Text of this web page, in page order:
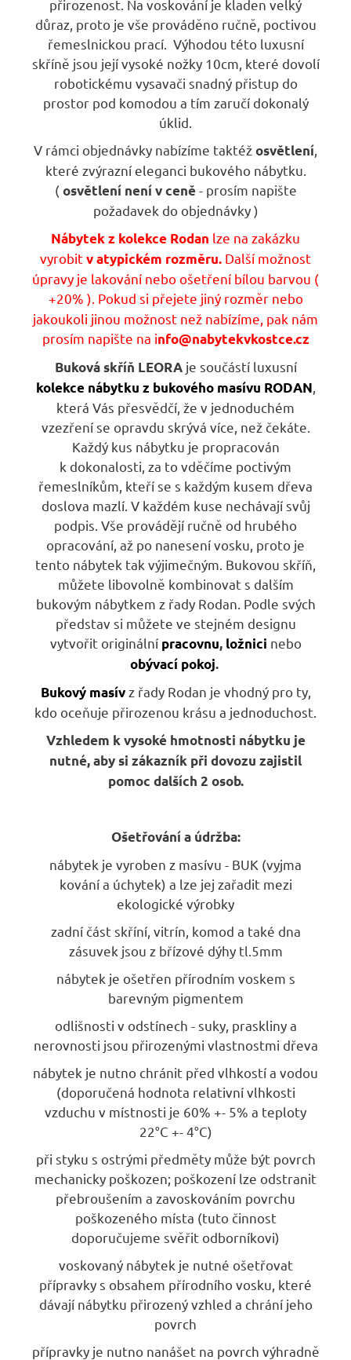
přirozenost. Na voskování je kladen velký
důraz, proto je vše prováděno ručně, poctivou
řemeslnickou prací. Výhodou této luxusní
skříně jsou její vysoké nožky 10cm, které dovolí
robotickému vysavači snadný přistup do
prostor pod komodou a tím zaručí dokonalý
úklid.
V rámci objednávky nabízíme taktéžosvětlení
které zvýrazní eleganci bukového nábytku.
( osvětlení není v ceně - prosím napište
požadavek do objednávky )
Nábytek z kolekce Rodan lze na zakázku
vyrobitv atypickém rozměru. Další možnost
úpravy je lakování nebo ošetření bílou barvou (
+20% ). Pokud si přejete jiný rozměr nebo
jakoukoli jinou možnost než nabízíme, pak nám
prosím napište na info@nabytekvkostce.cz
Buková skříň LEORA je součástí luxusní
kolekce nábytku z bukového masívu RODAN
která Vás přesvědčí, že v jednoduchém
vzezření se opravdu skrývá více, než čekáte.
Každý kus nábytku je propracován
k dokonalosti, za to vděčíme poctivým
řemeslníkům, kteří se s každým kusem dřeva
doslova mazlí. V každém kuse nechávají svůj
podpis. Vše provádějí ručně od hrubého
opracování, až po nanesení vosku, proto je
tento nábytek tak výjimečným. Bukovou skříň,
můžete libovolně kombinovat s dalším
bukovým nábytkem z řady Rodan. Podle svých
představ si můžete ve stejném designu
vytvořit originální pracovnu, ložnici nebo
obývací pokoj.
Bukový masív z řady Rodan je vhodný pro ty,
kdo oceňuje přirozenou krásu a jednoduchost.
Vzhledem k vysoké hmotnosti nábytku je
nutné, aby si zákazník při dovozu zajistil
pomoc dalších 2 osob.
Ošetřování a údržba:
nábytek je vyroben z masívu - BUK (vyjma
kování a úchytek) a lze jej zařadit mezi
ekologické výrobky
zadní část skříní, vitrín, komod a také dna
zásuvek jsou z břízové dýhy tl.5mm
nábytek je ošetřen přírodním voskem s
barevným pigmentem
odlišnosti v odstínech - suky, praskliny a
nerovnosti jsou přirozenými vlastnostmi dřeva
nábytek je nutno chránit před vlhkostí a vodou
(doporučená hodnota relativní vlhkosti
vzduchu v místnosti je 60% +- 5% a teploty
22°C +- 4°C)
při styku s ostrými předměty může být povrch
mechanicky poškozen; poškození lze odstranit
přebroušením a zavoskováním povrchu
poškozeného místa (tuto činnost
doporučujeme svěřit odborníkovi)
voskovaný nábytek je nutné ošetřovat
přípravky s obsahem přírodního vosku, které
dávají nábytku přirozený vzhled a chrání jeho
povrch
přípravky je nutno nanášet na povrch výhradně